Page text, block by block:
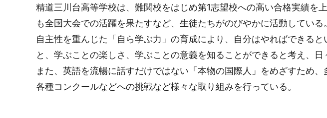
精道三川台高等学校は、難関校をはじめ第1志望校への高い合格実績を
も全国大会での活躍を果たすなど、生徒たちがのびやかに活動している。
自主性を重んじた「自ら学ぶ力」の育成により、自分はやればできると
と、学ぶことの楽しさ、学ぶことの意義を知ることができると考え、日
また、英語を流暢に話すだけではない「本物の国際人」をめざすため、
各種コンクールなどへの挑戦など様々な取り組みを行っている。